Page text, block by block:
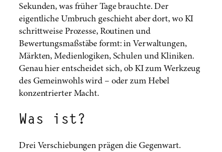
Sekunden, was früher Tage brauchte. Der
eigentliche Umbruch geschieht aber dort, wo KI
schrittweise Prozesse, Routinen und
Bewertungsmaßstäbe formt: in Verwaltungen,
Märkten, Medienlogiken, Schulen und Kliniken.
Genau hier entscheidet sich, ob KI zum Werkzeug
des Gemeinwohls wird – oder zum Hebel
konzentrierter Macht.
Was ist?
Drei Verschiebungen prägen die Gegenwart.